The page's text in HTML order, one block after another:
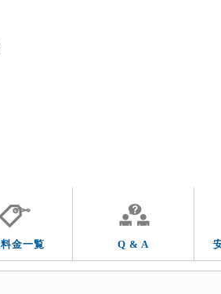
金一覧 Q & A
& ANSWER